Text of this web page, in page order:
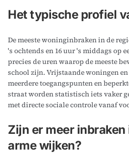
Het typische profiel
De meeste woninginbraken in de
's ochtends en 16 uur 's middags op
precies de uren waarop de meeste
school zijn. Vrijstaande woningen
meerdere toegangspunten en
straat worden statistisch iets vaker
met directe sociale controle vanaf
Zijn er meer
arme wijken?